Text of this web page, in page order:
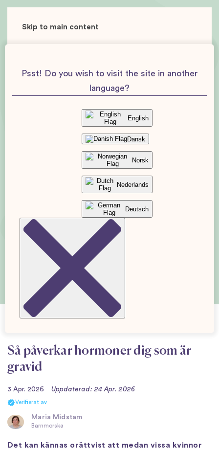
Skip to main content
Så påverkar hormoner dig som är
gravid
3 Apr. 2026 Uppdaterad: 24 Apr. 2026
Verifierat av
Maria Midstam
Barnmorska
Det kan kännas orättvist att medan vissa kvinnor
Psst! Do you wish to visit the site in another
language?
English
Dansk
Norsk
Nederlands
Deutsch